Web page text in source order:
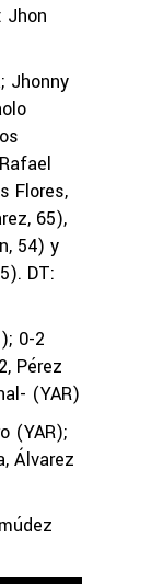
Jhon
Jhonny
Flores,
65),
54) y
DT:
0-2
Pérez
(YAR)
(YAR);
Álvarez